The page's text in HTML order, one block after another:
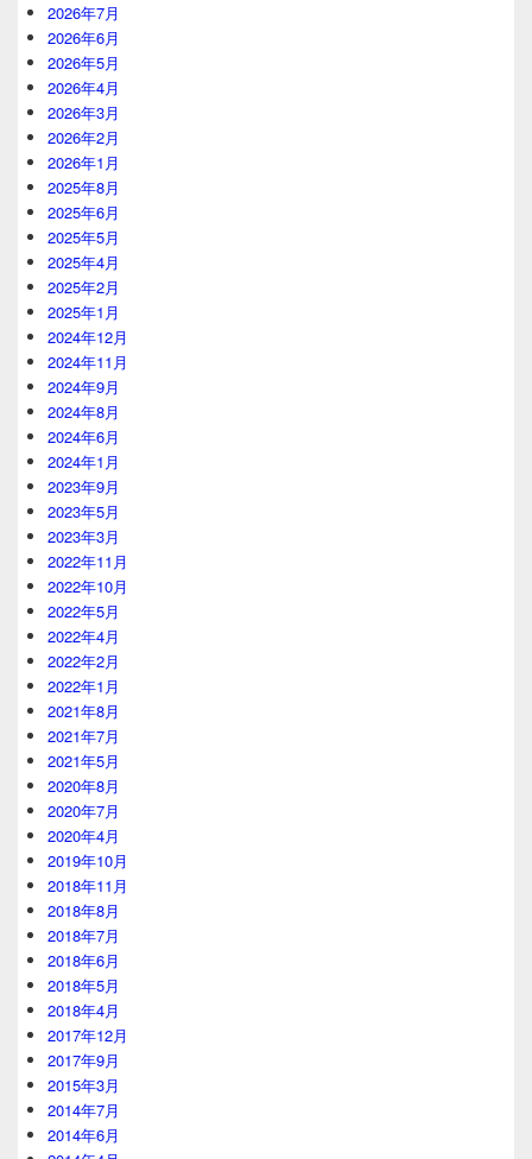
2026年7月
2026年6月
2026年5月
2026年4月
2026年3月
2026年2月
2026年1月
2025年8月
2025年6月
2025年5月
2025年4月
2025年2月
2025年1月
2024年12月
2024年11月
2024年9月
2024年8月
2024年6月
2024年1月
2023年9月
2023年5月
2023年3月
2022年11月
2022年10月
2022年5月
2022年4月
2022年2月
2022年1月
2021年8月
2021年7月
2021年5月
2020年8月
2020年7月
2020年4月
2019年10月
2018年11月
2018年8月
2018年7月
2018年6月
2018年5月
2018年4月
2017年12月
2017年9月
2015年3月
2014年7月
2014年6月